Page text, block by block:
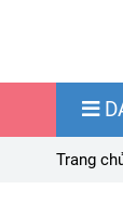
Trang